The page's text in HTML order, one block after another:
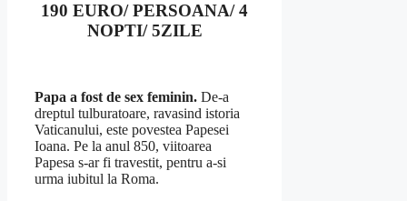
190 EURO/ PERSOANA/ 4
NOPTI/ 5ZILE
Papa a fost de sex feminin. De-a
dreptul tulburatoare, ravasind istoria
Vaticanului, este povestea Papesei
Ioana. Pe la anul 850, viitoarea
Papesa s-ar fi travestit, pentru a-si
urma iubitul la Roma.